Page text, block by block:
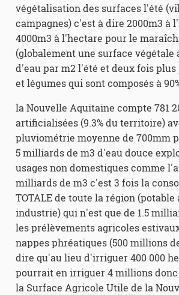
végétalisation des surfaces l'été
campagnes) c'est à dire 2000m3 à
4000m3 à l'hectare pour le
(globalement une surface végétale
d'eau par m2 l'été et deux fois
et légumes qui sont composés à
la Nouvelle Aquitaine compte 781
artificialisées (9.3% du territoire)
pluviométrie moyenne de 700mm
5 milliards de m3 d'eau douce
usages non domestiques comme
milliards de m3 c'est 3 fois la
TOTALE de toute la région (potable
industrie) qui n'est que de 1.5
les prélèvements agricoles
nappes phréatiques (500 millions
dire qu'au lieu d'irriguer 400 000
pourrait en irriguer 4 millions donc
la Surface Agricole Utile de la